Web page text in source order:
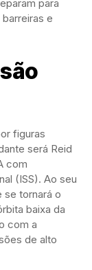
para
e
figuras
será Reid
com
(ISS). Ao seu
se tornará o
baixa da
com a
de alto